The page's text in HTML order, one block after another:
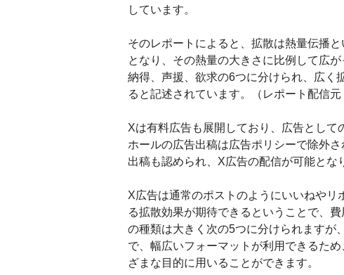
しています。
そのレポートによると、拡散は熱量伝播
となり、その熱量の大きさに比例して広
納得、声援、欲求の6つに分けられ、広く
ると記述されています。（レポート配信
Xは有料広告も展開しており、広告として
ホールの広告出稿は広告ポリシーで除外
出稿も認められ、X広告の配信が可能とな
X広告は通常のポストのようにいいねやリ
る拡散効果が期待できるということで、
の種類は大きく次の5つに分けられますが
で、幅広いフォーマットが利用できるた
ざまな目的に用いることができます。